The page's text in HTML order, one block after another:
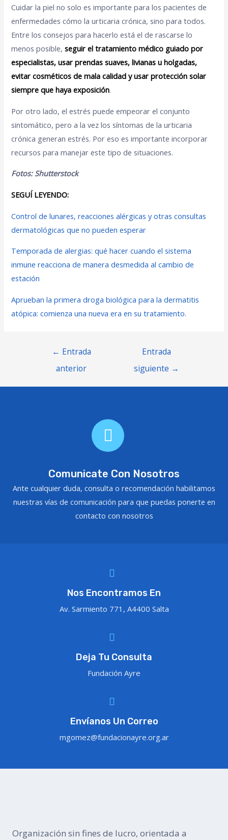
Cuidar la piel no solo es importante para los pacientes de
enfermedades cómo la urticaria crónica, sino para todos.
Entre los consejos para hacerlo está el de rascarse lo
menos posible,seguir el tratamiento médico guiado por
especialistas, usar prendas suaves, livianas u holgadas,
evitar cosméticos de mala calidad y usar protección solar
siempre que haya exposición.
Por otro lado, el estrés puede empeorar el conjunto
sintomático, pero a la vez los síntomas de la urticaria
crónica generan estrés. Por eso es importante incorporar
recursos para manejar este tipo de situaciones.
Fotos: Shutterstock
SEGUÍ LEYENDO:
Control de lunares, reacciones alérgicas y otras consultas
dermatológicas que no pueden esperar
Temporada de alergias: qué hacer cuando el sistema
inmune reacciona de manera desmedida al cambio de
estación
Aprueban la primera droga biológica para la dermatitis
atópica: comienza una nueva era en su tratamiento.
← Entrada
anterior
Entrada
siguiente →
Comunicate Con Nosotros
Ante cualquier duda, consulta o recomendación habilitamos
nuestras vías de comunicación para que puedas ponerte en
contacto con nosotros
Nos Encontramos En
Av. Sarmiento 771, A4400 Salta
Deja Tu Consulta
Fundación Ayre
Envíanos Un Correo
mgomez@fundacionayre.org.ar
Organización sin fines de lucro, orientada a